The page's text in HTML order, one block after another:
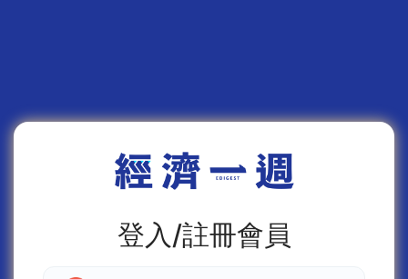
登入/註冊會員